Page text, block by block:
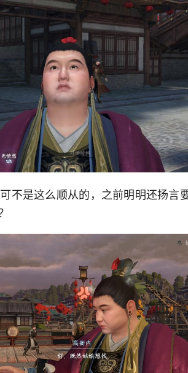
不是这么顺从的，之前明明还扬言